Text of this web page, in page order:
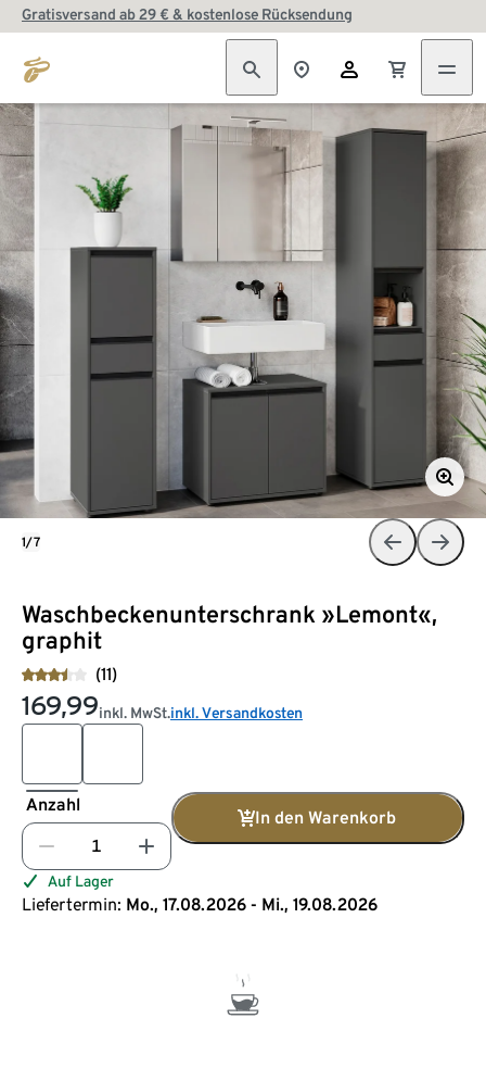
Gratisversand ab 29 € & kostenlose Rücksendung
Waschbeckenunterschrank »Lemont«,
graphit
(11)
169,99inkl. MwSt.inkl. Versandkosten
Anzahl
In den Warenkorb
Auf Lager
Liefertermin: Mo., 17.08.2026 - Mi., 19.08.2026
1/7